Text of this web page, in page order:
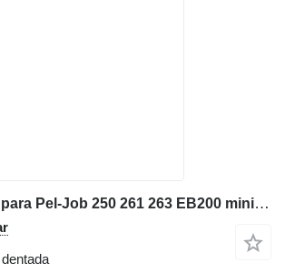
Rueda dentada para Pel-Job 250 261 263 EB200 miniexcavadora